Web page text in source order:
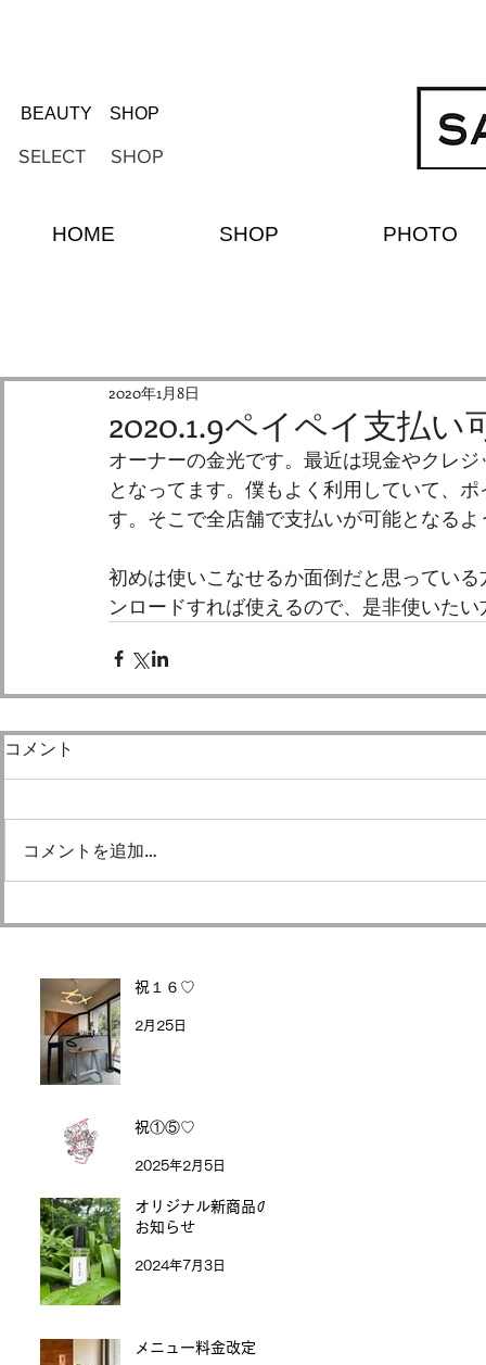
BEAUTY SHOP
SELECT SHOP
HOME SHOP PHOTO
2020.1.9ペイペイ支払い
2020年1月8日
オーナーの金光です。最近は現金やクレ
となってます。僕もよく利用していて、
す。そこで全店舗で支払いが可能となる
初めは使いこなせるか面倒だと思ってい
ンロードすれば使えるので、是非使いた
コメント
コメントを追加…
祝１６♡
2月25日
祝①⑤♡
2025年2月5日
オリジナル新商品の
お知らせ
2024年7月3日
メニュー料金改定